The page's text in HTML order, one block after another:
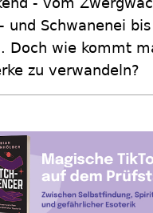
und Schwanenei
Doch wie kommt
zu verwandeln?